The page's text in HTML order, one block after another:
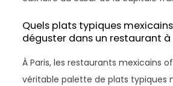
Quels plats typiques
déguster dans un restaurant à
À Paris, les restaurants mexicains
véritable palette de plats typiques